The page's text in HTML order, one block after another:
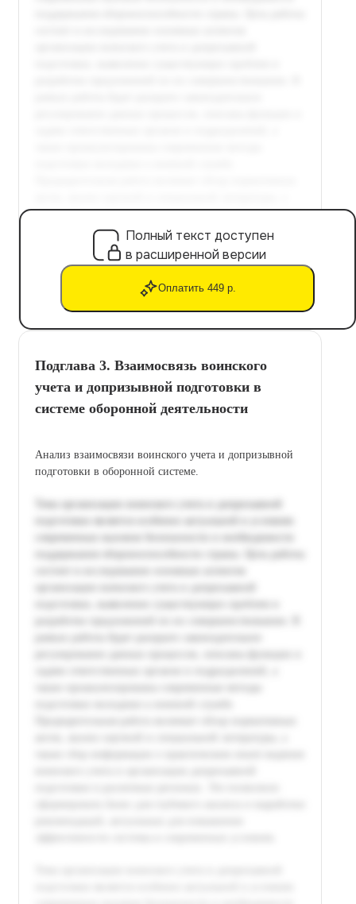
Полный текст доступен
в расширенной версии
Оплатить 449 р.
Подглава 3. Взаимосвязь воинского
учета и допризывной подготовки в
системе оборонной деятельности
Анализ взаимосвязи воинского учета и допризывной
подготовки в оборонной системе.